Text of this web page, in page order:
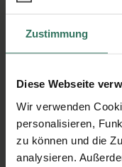
Zustimmung
Diese Webseite
Wir verwenden
personalisieren,
zu können und die
analysieren.
Wie läuft
oder
Von der